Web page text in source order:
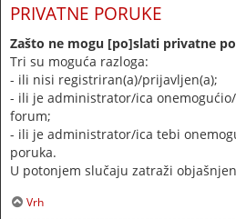
PRIVATNE PORUKE
Zašto ne mogu [po]slati privatne
Tri su moguća razloga:
- ili nisi registriran(a)/prijavljen(a);
- ili je administrator/ica
forum;
- ili je administrator/ica tebi
poruka.
U potonjem slučaju zatraži
Vrh